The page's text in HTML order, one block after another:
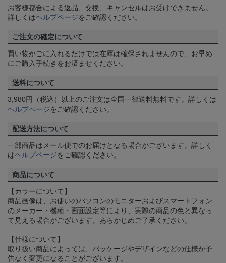
お客様都合による返品、交換、キャンセルはお受けできません。
詳しくはヘルプページをご確認ください。
ご注文の確定について
買い物かごに入れるだけでは在庫は確保されませんので、お早め
にご購入手続きをお済ませください。
送料について
3,980円（税込）以上のご注文は全国一律送料無料です。詳しくは
ヘルプページをご確認ください。
配送方法について
一部商品はメール便でのお届けとなる場合がございます。詳しく
はヘルプページをご確認ください。
商品について
【カラーについて】
商品画像は、お使いのパソコンのモニターおよびスマートフォン
のメーカー・機種・画面設定等により、実際の商品の色と異なっ
て見える場合がございます。あらかじめご了承ください。
【仕様について】
取り扱い商品によっては、パッケージやデザインなどの仕様が予
告なく変更になることがございます。